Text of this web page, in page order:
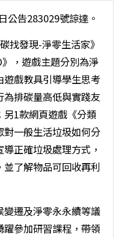
公告283029號諒達。
找發現-淨零生活家》
，遊戲主題分別為淨
戲教具引導學生思考
排碳量高低與實踐友
1款網頁遊戲《分類
一般生活垃圾如何分
正確垃圾處理方式，
了解物品可回收再利
遷及淨零永永續等議
參加研習課程，帶領